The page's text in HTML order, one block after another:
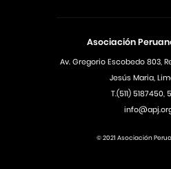
Asociación
Av. Gregorio Escobedo 803,
Jesús Maria,
T.(511) 5187450,
© 2021 Asociación